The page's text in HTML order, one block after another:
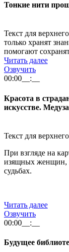
Тонкие нити
Текст для
только хранят
помогают
Читать далее
Озвучить
00:00 __:__
Красота в
искусстве.
Текст для
При взгляде на
изящных женщин,
судьбах.
Читать далее
Озвучить
00:00 __:__
Будущее